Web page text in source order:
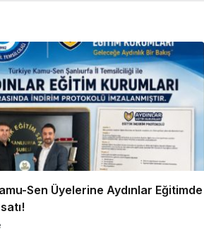
Sen Üyelerine Aydınlar Eğitimde